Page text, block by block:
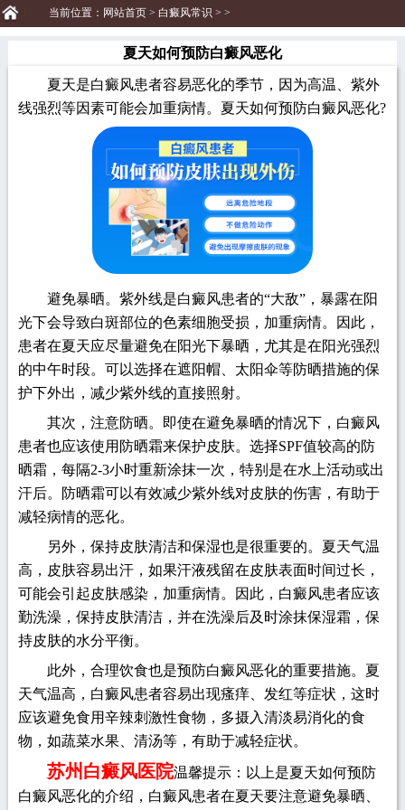
当前位置： 网站首页> 白癜风常识 > >
夏天如何预防白癜风恶化
夏天是白癜风患者容易恶化的季节，因为高温、紫外
线强烈等因素可能会加重病情。夏天如何预防白癜风恶化?
避免暴晒。紫外线是白癜风患者的“大敌”，暴露在阳
光下会导致白斑部位的色素细胞受损，加重病情。因此，
患者在夏天应尽量避免在阳光下暴晒，尤其是在阳光强烈
的中午时段。可以选择在遮阳帽、太阳伞等防晒措施的保
护下外出，减少紫外线的直接照射。
其次，注意防晒。即使在避免暴晒的情况下，白癜风
患者也应该使用防晒霜来保护皮肤。选择SPF值较高的防
晒霜，每隔2-3小时重新涂抹一次，特别是在水上活动或出
汗后。防晒霜可以有效减少紫外线对皮肤的伤害，有助于
减轻病情的恶化。
另外，保持皮肤清洁和保湿也是很重要的。夏天气温
高，皮肤容易出汗，如果汗液残留在皮肤表面时间过长，
可能会引起皮肤感染，加重病情。因此，白癜风患者应该
勤洗澡，保持皮肤清洁，并在洗澡后及时涂抹保湿霜，保
持皮肤的水分平衡。
此外，合理饮食也是预防白癜风恶化的重要措施。夏
天气温高，白癜风患者容易出现瘙痒、发红等症状，这时
应该避免食用辛辣刺激性食物，多摄入清淡易消化的食
物，如蔬菜水果、清汤等，有助于减轻症状。
苏州白癜风医院温馨提示：以上是夏天如何预防
白癜风恶化的介绍，白癜风患者在夏天要注意避免暴晒、